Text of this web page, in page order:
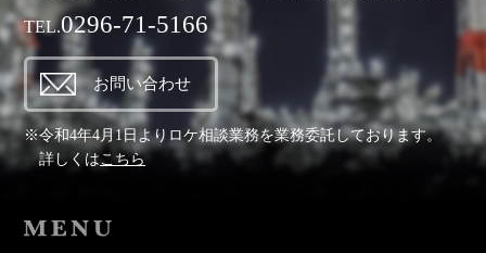
TEL.0296-71-5166
お問い合わせ
※令和4年4月1日よりロケ相談業務を業務委託しております。
詳しくはこちら